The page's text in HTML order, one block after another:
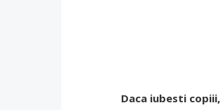
Daca iubesti